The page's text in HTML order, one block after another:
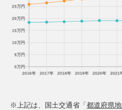
※上記は、国土交通省「都道府県